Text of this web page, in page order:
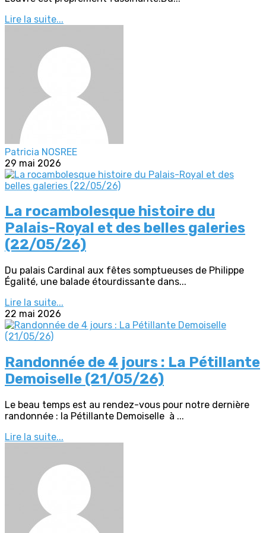
Lire la suite...
Patricia NOSREE
29 mai 2026
La rocambolesque histoire du
Palais-Royal et des belles galeries
(22/05/26)
Du palais Cardinal aux fêtes somptueuses de Philippe
Égalité, une balade étourdissante dans...
Lire la suite...
22 mai 2026
Randonnée de 4 jours : La Pétillante
Demoiselle (21/05/26)
Le beau temps est au rendez-vous pour notre dernière
randonnée : la Pétillante Demoiselle à ...
Lire la suite...